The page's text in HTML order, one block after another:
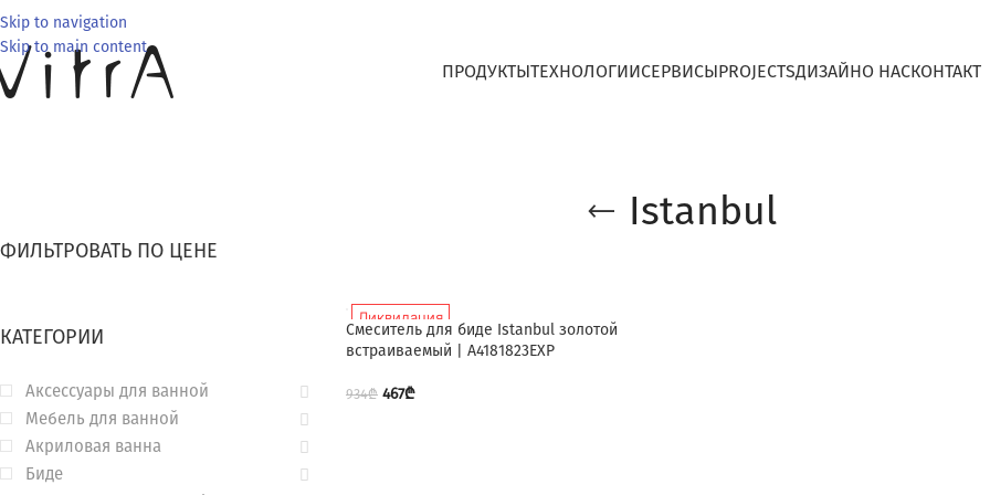
Skip to navigation
Skip to main content
ПРОДУКТЫТЕХНОЛОГИИСЕРВИСЫPROJECTSДИЗАЙНO НАСКОНТАКТ
Istanbul
ФИЛЬТРОВАТЬ ПО ЦЕНЕ
КАТЕГОРИИ
Аксессуары для ванной
Мебель для ванной
Акриловая ванна
Биде
Ликвидация
Смеситель для биде Istanbul золотой
встраиваемый | A4181823EXP
934₾ 467₾